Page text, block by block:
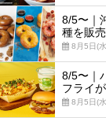
8/5〜｜
種を販
8月5日(
8/5〜｜
フライ
8月5日(